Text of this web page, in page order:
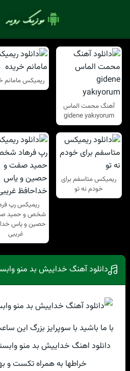
آهنگ محمت الماس
gidene yakıyorum
ریمیکس مامانم
ریمیکس متاسفم برای
خودم نه تو
ریمیکس رپ
شخص و حمید
حصین و یاس
غریبی
دانلود آهنگ خداییش بد منو
با ما باشید با سوپرایز بزرگ این
دانلود اهنگ خداییش بد منو
خراطها به همراه تکست و